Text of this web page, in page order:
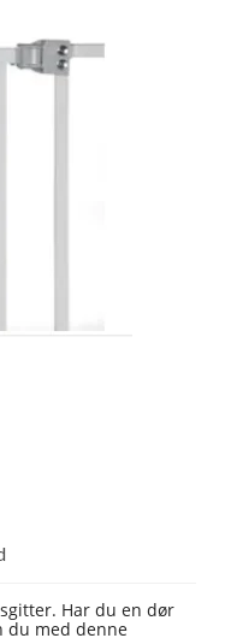
Har du en dør
du med denne